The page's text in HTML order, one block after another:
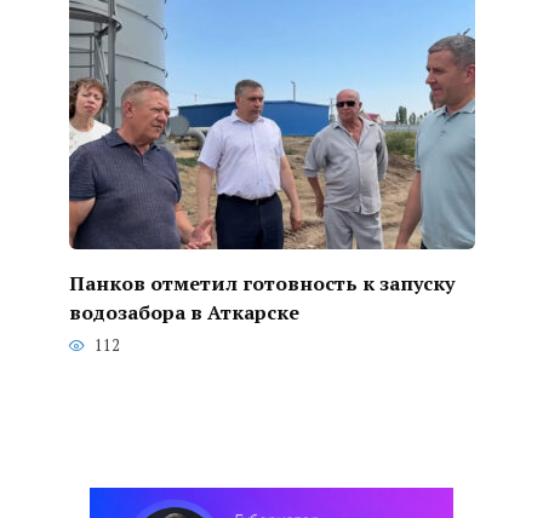
Панков отметил готовность к запуску
водозабора в Аткарске
112